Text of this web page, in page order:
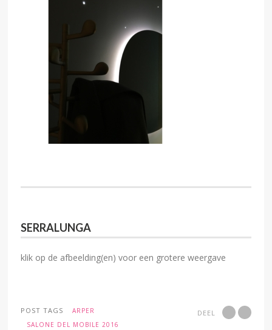
SERRALUNGA
klik op de afbeelding(en) voor een grotere weergave
DEEL
POST TAGS
ARPER
SALONE DEL MOBILE 2016